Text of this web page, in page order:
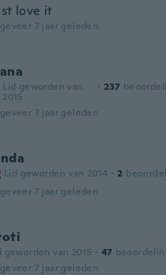
love it
7 jaar geleden
Lid geworden van
2015
· 237
7 jaar geleden
Lid geworden van 2014 · 2
7 jaar geleden
geworden van 2015 · 47
7 jaar geleden